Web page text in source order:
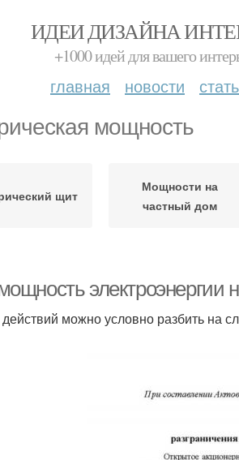
ИДЕИ ДИЗАЙНА
+1000 идей для вашего
главная новости
мощность
щит
Мощности на
частный дом
электроэнергии
можно условно разбить на